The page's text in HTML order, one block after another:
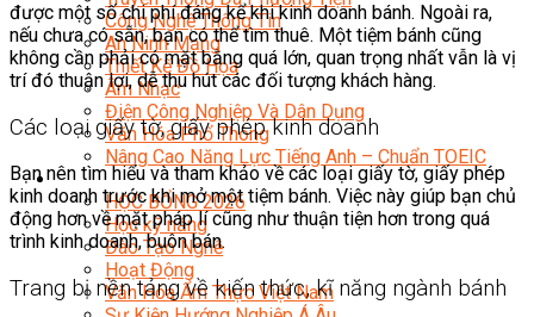
Công Nghệ Thông Tin
An Ninh Mạng
Thiết Kế Đồ Họa
Âm Nhạc
Điện Công Nghiệp Và Dân Dụng
Văn Hóa Phổ Thông
Nâng Cao Năng Lực Tiếng Anh – Chuẩn TOEIC
Tin Tức
HỌC BỔNG 2026
Học kỹ năng
Đào Tạo Nghề
Hoạt Động
Văn Hóa Ẩm Thực Việt Nam
được một số chi phí đáng kể khi kinh doanh bánh. Ngoài ra,
nếu chưa có sẵn, bạn có thể tìm thuê. Một tiệm bánh cũng
không cần phải có mặt bằng quá lớn, quan trọng nhất vẫn là vị
trí đó thuận lợi, dễ thu hút các đối tượng khách hàng.
Các loại giấy tờ, giấy phép kinh doanh
Bạn nên tìm hiểu và tham khảo về các loại giấy tờ, giấy phép
kinh doanh trước khi mở một tiệm bánh. Việc này giúp bạn chủ
động hơn về mặt pháp lí cũng như thuận tiện hơn trong quá
trình kinh doanh, buôn bán.
Trang bị nền tảng về kiến thức, kĩ năng ngành bánh